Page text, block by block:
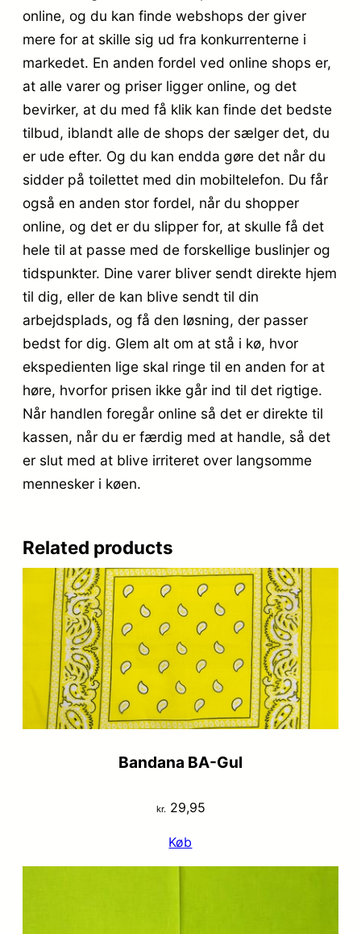
online, og du kan finde webshops der giver
mere for at skille sig ud fra konkurrenterne i
markedet. En anden fordel ved online shops er,
at alle varer og priser ligger online, og det
bevirker, at du med få klik kan finde det bedste
tilbud, iblandt alle de shops der sælger det, du
er ude efter. Og du kan endda gøre det når du
sidder på toilettet med din mobiltelefon. Du får
også en anden stor fordel, når du shopper
online, og det er du slipper for, at skulle få det
hele til at passe med de forskellige buslinjer og
tidspunkter. Dine varer bliver sendt direkte hjem
til dig, eller de kan blive sendt til din
arbejdsplads, og få den løsning, der passer
bedst for dig. Glem alt om at stå i kø, hvor
ekspedienten lige skal ringe til en anden for at
høre, hvorfor prisen ikke går ind til det rigtige.
Når handlen foregår online så det er direkte til
kassen, når du er færdig med at handle, så det
er slut med at blive irriteret over langsomme
mennesker i køen.
Related products
Bandana BA-Gul
kr. 29,95
Køb